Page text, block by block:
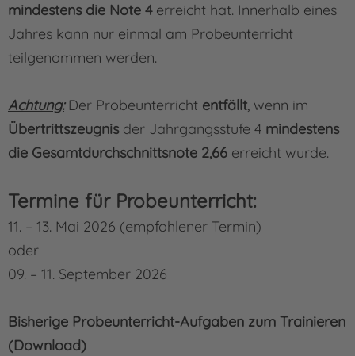
mindestens die Note 4erreicht hat. Innerhalb eines
Jahres kann nur einmal am Probeunterricht
teilgenommen werden.
Achtung:Der Probeunterricht entfällt, wenn im
Übertrittszeugnisder Jahrgangsstufe 4 mindestens
die Gesamtdurchschnittsnote 2,66 erreicht wurde.
Termine für Probeunterricht:
11. – 13. Mai 2026 (empfohlener Termin)
oder
09. – 11. September 2026
Bisherige Probeunterricht-Aufgaben zum Trainieren
(Download)